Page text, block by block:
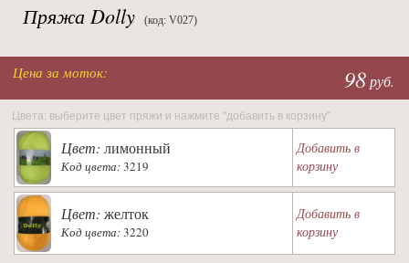
Пряжа Dolly (код: V027)
Цена за моток: 98руб.
Цвета: выберите цвет пряжи и нажмите "добавить в корзину"
Цвет: лимонный
Код цвета:3219
Добавить в
корзину
Цвет: желток
Код цвета:3220
Добавить в
корзину